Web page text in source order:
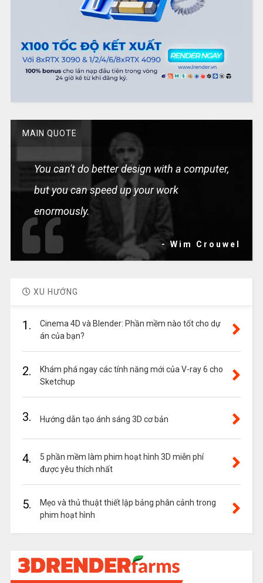
MAIN QUOTE
You can't do better design with a computer,
but you can speed up your work
enormously.
- Wim Crouwel
XU HƯỚNG
1.
Cinema 4D và Blender: Phần mềm nào tốt cho dự
án của bạn?
2.
Khám phá ngay các tính năng mới của V-ray 6 cho
Sketchup
3. Hướng dẫn tạo ánh sáng 3D cơ bản
4.
5 phần mềm làm phim hoạt hình 3D miễn phí
được yêu thích nhất
5.
Mẹo và thủ thuật thiết lập bảng phân cảnh trong
phim hoạt hình